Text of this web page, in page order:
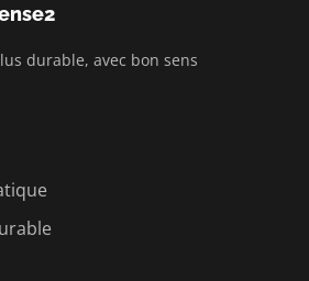
durable, avec bon sens